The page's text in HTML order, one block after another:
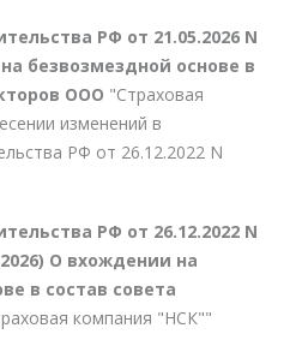
РФ от 21.05.2026 N
безвозмездной основе в
ООО "Страховая
изменений в
РФ от 26.12.2022 N
РФ от 26.12.2022 N
О вхождении на
в состав совета
компания "НСК""